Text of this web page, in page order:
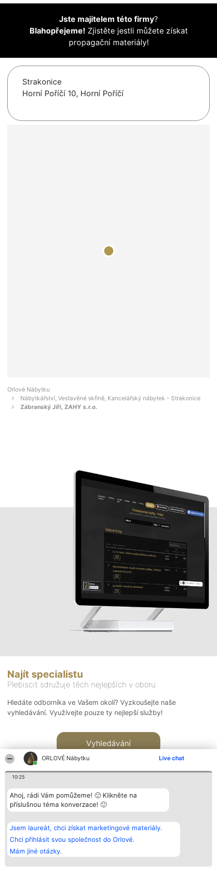
ORLOVÉ Nábytku Live chat
10:25
Ahoj, rádi Vám pomůžeme! 🙂 Klikněte na
příslušnou téma konverzace! 🙂
Jsem laureát, chci získat marketingové materiály.
Chci přihlásit svou společnost do Orlové.
Mám jiné otázky.
Jste majitelem této firmy?
Blahopřejeme! Zjistěte jestli můžete získat
propagační materiály!
Strakonice
Horní Poříčí 10, Horní Poříčí
Orlové Nábytku
Nábytkářství, Vestavěné skříně, Kancelářský nábytek - Strakonice
Zábranský Jiří, ZAHY s.r.o.
Najít specialistu
Plebiscit sdružuje těch nejlepších v oboru
Hledáte odborníka ve Vašem okolí? Vyzkoušejte naše
vyhledávání. Využívejte pouze ty nejlepší služby!
Vyhledávání
Bright Side Solutions sp. z o.
o. sp. k.
ul. Ruska 22
Wrocław 50-079
KRS 0000749100 | Regon
381313360 | NIP 8943132676
Vítězové
Seznam všech
laureátů
Zásady
Zásady
Kontakt